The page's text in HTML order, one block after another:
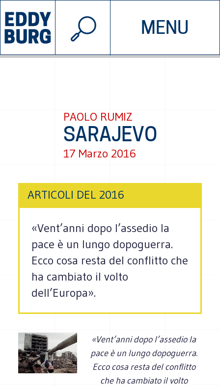
MENU
INIZIATIVE CHI SIAMO
© 2026 EDDYBURG
PAOLO RUMIZ
SARAJEVO
17 Marzo 2016
ARTICOLI DEL 2016
«Vent’anni dopo l’assedio la
pace è un lungo dopoguerra.
Ecco cosa resta del conflitto che
ha cambiato il volto
dell’Europa».
«Vent’anni dopo l’assedio la
pace è un lungo dopoguerra.
Ecco cosa resta del conflitto
che ha cambiato il volto